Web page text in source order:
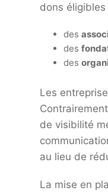
dons éligibles
des
des
des
Les
de visibilité
au lieu de
La mise en